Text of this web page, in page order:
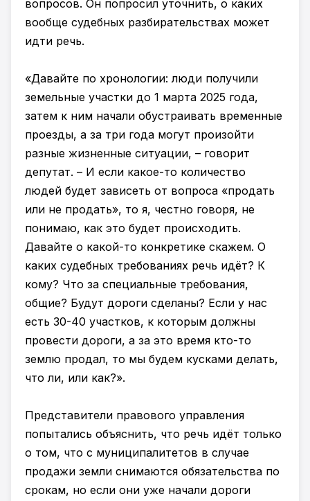
вопросов. Он попросил уточнить, о каких
вообще судебных разбирательствах может
идти речь.
«Давайте по хронологии: люди получили
земельные участки до 1 марта 2025 года,
затем к ним начали обустраивать временные
проезды, а за три года могут произойти
разные жизненные ситуации, – говорит
депутат. – И если какое-то количество
людей будет зависеть от вопроса «продать
или не продать», то я, честно говоря, не
понимаю, как это будет происходить.
Давайте о какой-то конкретике скажем. О
каких судебных требованиях речь идёт? К
кому? Что за специальные требования,
общие? Будут дороги сделаны? Если у нас
есть 30-40 участков, к которым должны
провести дороги, а за это время кто-то
землю продал, то мы будем кусками делать,
что ли, или как?».
Представители правового управления
попытались объяснить, что речь идёт только
о том, что с муниципалитетов в случае
продажи земли снимаются обязательства по
срокам, но если они уже начали дороги